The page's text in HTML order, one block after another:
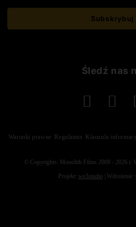
Śledź nas
Warunki prawne Regulamin Klauzula
© Copyrights: Monolith Films 2009 - 2026 r.
Projekt: we3studio | Wdrożenie: